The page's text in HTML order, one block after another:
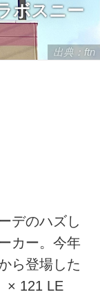
出典：ftn
ボスニー
デのハズし
カー。今年
ら登場した
× 121 LE